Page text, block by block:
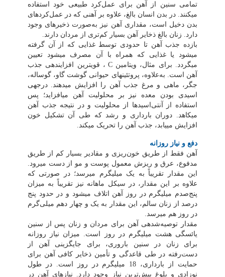
تمامی سنین از آهن برای عمل‌کرد طبیعی خود استفاده
می‏کنند. در بدن انسان بالغ، علاوه بر آهنی که در عمل‌کردهای
بدن دخیل است، مقداری آهن نیز به‌صورت ذخیره‏ای وجود
دارد. زنان بالغ ذخایر آهن بسیار کم‌تری از مردان دارند.
بازده جذب آهن تا حدودی توسط غذایی که از آن گرفته
می‏شود یا غذایی که همراه با آن مصرف می‏شود تعیین
می‏گردد. برای مثال، ویتامینC ، قوی‏ترین افزاینده‏ی جذب
آهن است. به‌علاوه، پروتئین‏های حیوانی گوشت گاو، گوساله،
جگر، ماهی و مرغ جذب آهن را افزایش می‏دهند. درجه‏ی
اسیدی بودن معده نیز بر محلولیت آهن می‏افزاید؛ پس
استفاده از آنتی‌اسیدها از محلولیت و در نتیجه جذب آهن
می‏کاهد. دوران بارداری و رشد که طی آن تشکیل خون
افزایش می‏یابد، جذب آهن را تحریک می‏کند.
دفع و نیاز روزانه
آهن فقط از طریق خون‌ریزی و مقادیر بسیار کم از طریق
مدفوع، عرق و ریزش معمول پوست و مو از دست می‏رود.
این مقدار تقریباً به یک میلی‏گرم می‏رسد؛ در صورتی که
علاوه بر این مقدار، در سیکل ماهانه نیز تقریباً به میزان
پنج‌صدم میلی‏گرم در روز آهن اتلاف می‏شود و در حدود پنج
درصد از زنان سالم، این مقدار به یک و چهار دهم میلی‌گرم
در روز هم می‏رسد.
مقدار توصیه‌شده‏ی آهن برای مردان و زنان پس از سنین
یائسگی هشت میلی‏گرم در روز است. میزان نیاز روزانه
برای زنان در سنین باروری، برای جایگزینی آهن از
دست‌رفته در طی قاعدگی و تأمین ذخایر کافی آهن برای
حمایت از بارداری، 18 میلی‏گرم در روز است. در طول
نوزادی و بلوغ بیش‌ترین نیاز وجود دارد. نیازهای آهن در